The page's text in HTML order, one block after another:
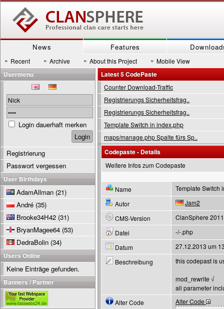
News Features
» Recent » Archive » About this Project » Mobile View
Latest 5 CodePaste
Counter Download-Traffic
Registrierungs Sicherheitsfrag..
Registrierungs Sicherheitsfrag..
Template Switch in index.php
maps/manage.php Spalte fürs Sp..
Codepaste - Details
Weitere Infos zum Codepaste
Name
Template Switch
Autor
Jam2
CMS-Version
ClanSphere 2011
Datei
-/-.php
Datum
27.12.2013 um
Beschreibung
this codepast is
mod_rewrite √
all parameter
Alter Code
Alter Code
Usermenu
Login dauerhaft merken
Registrierung
Passwort vergessen
User Birthdays
AdamAllman (21)
André (35)
Brooke34H42 (31)
BryanMagee64 (53)
DedraBolin (34)
Users Online
Keine Einträge gefunden.
Banners / Partner